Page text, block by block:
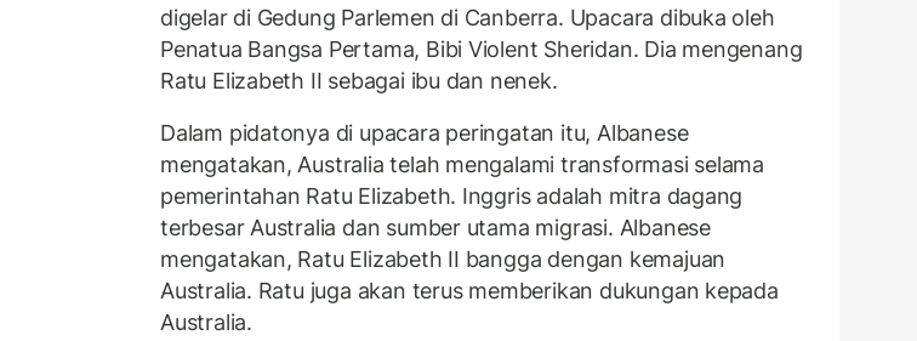
digelar di Gedung Parlemen di Canberra. Upacara dibuka oleh
Penatua Bangsa Pertama, Bibi Violent Sheridan. Dia mengenang
Ratu Elizabeth II sebagai ibu dan nenek.
Dalam pidatonya di upacara peringatan itu, Albanese
mengatakan, Australia telah mengalami transformasi selama
pemerintahan Ratu Elizabeth. Inggris adalah mitra dagang
terbesar Australia dan sumber utama migrasi. Albanese
mengatakan, Ratu Elizabeth II bangga dengan kemajuan
Australia. Ratu juga akan terus memberikan dukungan kepada
Australia.